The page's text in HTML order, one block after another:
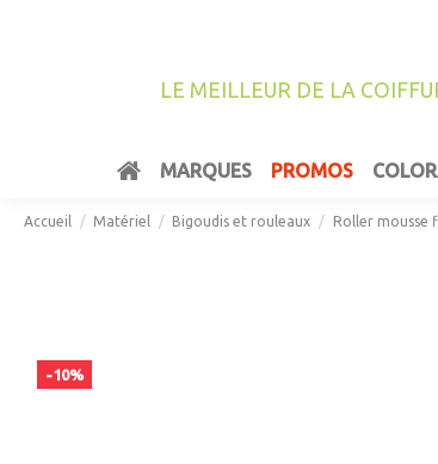
LE MEILLEUR DE LA
MARQUES PROMOS
Accueil Matériel Bigoudis et rouleaux Roller mousse
-10%